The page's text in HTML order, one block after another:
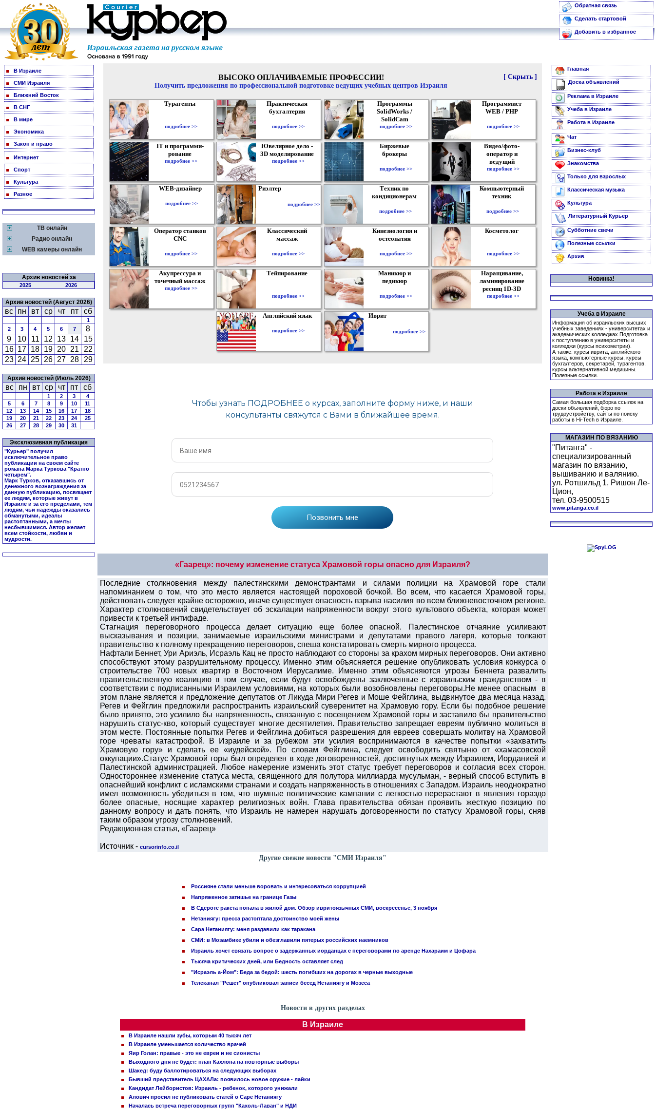
Обратная связь
Сделать стартовой
Добавить в избранное
В Израиле
СМИ Израиля
Ближний Восток
В СНГ
В мире
Экономика
Закон и право
Интернет
Спорт
Культура
Разное
ТВ онлайн
Радио онлайн
WEB камеры онлайн
Архив новостей за
2025 2026
Архив новостей (Август 2026)
вс пн вт ср чт пт сб
1
2
3 4 5 6 7
8
9
10 11 12 13 14
15
16 17 18 19 20 21
22
23 24 25 26 27 28 29
Архив новостей (Июль 2026)
вс пн вт ср чт пт сб
1 2 3
4
5
6 7 8 9 10
11
12
13 14 15 16 17
18
19
20 21 22 23 24
25
26
27 28 29 30 31
Эксклюзивная публикация
"Курьер" получил
исключительное право
публикации на своем сайте
романа Марка Туркова "Кратно
четырем".
Марк Турков, отказавшись от
денежного вознаграждения за
данную публикацию, посвящает
ее людям, которые живут в
Израиле и за его пределами, тем
людям, чьи надежды оказались
обманутыми, идеалы
растоптанными, а мечты
несбывшимися. Автор желает
всем стойкости, любви и
мудрости.
[ Скрыть ]
ВЫСОКО ОПЛАЧИВАЕМЫЕ ПРОФЕССИИ!
Получить предложения по профессиональной подготовке ведущих учебных центров Израиля
Турагенты
подробнее >>
Практическая
бухгалтерия
подробнее >>
Программы
SolidWorks /
SolidCam
подробнее >>
Программист
WEB / PHP
подробнее >>
IT и программи-
рование
подробнее >>
Ювелирное дело -
3D моделирование
подробнее >>
Биржевые
брокеры
подробнее >>
Видео/фото-
оператор и
ведущий
подробнее >>
WEB-дизайнер
подробнее >>
Риэлтер
подробнее >>
Техник по
кондиционерам
подробнее >>
Компьютерный
техник
подробнее >>
Оператор станков
CNC
подробнее >>
Классический
массаж
подробнее >>
Кинезиология и
остеопатия
подробнее >>
Косметолог
подробнее >>
Акупрессура и
точечный массаж
подробнее >>
Тейпирование
подробнее >>
Маникюр и
педикюр
подробнее >>
Наращивание,
ламинирование
ресниц 1D-3D
подробнее >>
Английский язык
подробнее >>
Иврит
подробнее >>
«Гаарец»: почему изменение статуса Храмовой горы опасно для Израиля?
Последние столкновения между палестинскими демонстрантами и силами полиции на Храмовой горе стали
напоминанием о том, что это место является настоящей пороховой бочкой. Во всем, что касается Храмовой горы,
действовать следует крайне осторожно, иначе существует опасность взрыва насилия во всем ближневосточном регионе.
Характер столкновений свидетельствует об эскалации напряженности вокруг этого культового объекта, которая может
привести к третьей интифаде.
Стагнация переговорного процесса делает ситуацию еще более опасной. Палестинское отчаяние усиливают
высказывания и позиции, занимаемые израильскими министрами и депутатами правого лагеря, которые толкают
правительство к полному прекращению переговоров, спеша констатировать смерть мирного процесса.
Нафтали Беннет, Ури Ариэль, Исраэль Кац не просто наблюдают со стороны за крахом мирных переговоров. Они активно
способствуют этому разрушительному процессу. Именно этим объясняется решение опубликовать условия конкурса о
строительстве 700 новых квартир в Восточном Иерусалиме. Именно этим объясняются угрозы Беннета развалить
правительственную коалицию в том случае, если будут освобождены заключенные с израильским гражданством - в
соответствии с подписанными Израилем условиями, на которых были возобновлены переговоры.Не менее опасным в
этом плане является и предложение депутатов от Ликуда Мири Регев и Моше Фейглина, выдвинутое два месяца назад.
Регев и Фейглин предложили распространить израильский суверенитет на Храмовую гору. Если бы подобное решение
было принято, это усилило бы напряженность, связанную с посещением Храмовой горы и заставило бы правительство
нарушить статус-кво, который существует многие десятилетия. Правительство запрещает евреям публично молиться в
этом месте. Постоянные попытки Регев и Фейглина добиться разрешения для евреев совершать молитву на Храмовой
горе чреваты катастрофой. В Израиле и за рубежом эти усилия воспринимаются в качестве попытки «захватить
Храмовую гору» и сделать ее «иудейской». По словам Фейглина, следует освободить святыню от «хамасовской
оккупации».Статус Храмовой горы был определен в ходе договоренностей, достигнутых между Израилем, Иорданией и
Палестинской администрацией. Любое намерение изменить этот статус требует переговоров и согласия всех сторон.
Одностороннее изменение статуса места, священного для полутора миллиарда мусульман, - верный способ вступить в
опаснейший конфликт с исламскими странами и создать напряженность в отношениях с Западом. Израиль неоднократно
имел возможность убедиться в том, что шумные политические кампании с легкостью перерастают в явления гораздо
более опасные, носящие характер религиозных войн. Глава правительства обязан проявить жесткую позицию по
данному вопросу и дать понять, что Израиль не намерен нарушать договоренности по статусу Храмовой горы, сняв
таким образом угрозу столкновений.
Редакционная статья, «Гаарец»
Источник - cursorinfo.co.il
Другие свежие новости "СМИ Израиля"
Россияне стали меньше воровать и интересоваться коррупцией
Напряженное затишье на границе Газы
В Сдероте ракета попала в жилой дом. Обзор ивритоязычных СМИ, воскресенье, 3 ноября
Нетаниягу: пресса растоптала достоинство моей жены
Сара Нетаниягу: меня раздавили как таракана
СМИ: в Мозамбике убили и обезглавили пятерых российских наемников
Израиль хочет связать вопрос о задержанных иорданцах с переговорами по аренде Нахараим и Цофара
Тысяча критических дней, или Бедность оставляет след
"Исраэль а-Йом": Беда за бедой: шесть погибших на дорогах в черные выходные
Телеканал "Решет" опубликовал записи бесед Нетаниягу и Мозеса
Новости в других разделах
В Израиле
В Израиле нашли зубы, которым 40 тысяч лет
В Израиле уменьшается количество врачей
Яир Голан: правые - это не евреи и не сионисты
Выходного дня не будет: план Кахлона на повторные выборы
Шакед: буду баллотироваться на следующих выборах
Бывший представитель ЦАХАЛа: появилось новое оружие - лайки
Кандидат Лейбористов: Израиль - ребенок, которого унижали
Алович просил не публиковать статей о Саре Нетаниягу
Началась встреча переговорных групп "Кахоль-Лаван" и НДИ
Главная
Доска объявлений
Реклама в Израиле
Учеба в Израиле
Работа в Израиле
Чат
Бизнес-клуб
Знакомства
Только для взрослых
Классическая музыка
Культура
Литературный Курьер
Субботние свечи
Полезные ссылки
Архив
Новинка!
Учеба в Израиле
Информация об израильских высших
учебных заведениях - университетах и
академических колледжах.Подготовка
к поступлению в университеты и
колледжи (курсы психометрии).
А также: курсы иврита, английского
языка, компьютерные курсы, курсы
бухгалтеров, секретарей, турагентов,
курсы альтернативной медицины.
Полезные ссылки.
Работа в Израиле
Самая большая подборка ссылок на
доски объявлений, бюро по
трудоустройству, сайты по поиску
работы в Hi-Tech в Израиле.
МАГАЗИН ПО ВЯЗАНИЮ
"Питанга" -
специализированный
магазин по вязанию,
вышиванию и валянию.
ул. Ротшильд 1, Ришон Ле-
Цион,
тел. 03-9500515
www.pitanga.co.il